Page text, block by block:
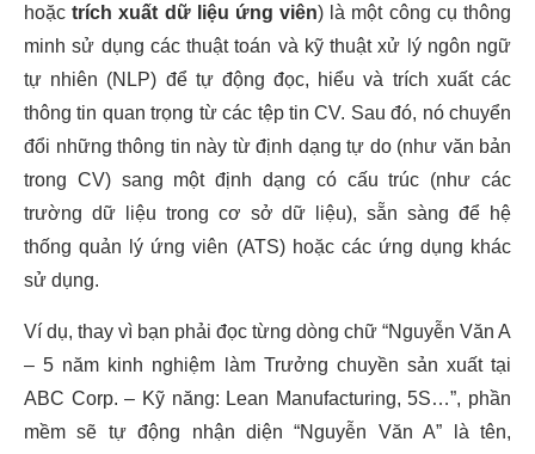
hoặctrích xuất dữ liệu ứng viên) là một công cụ thông
minh sử dụng các thuật toán và kỹ thuật xử lý ngôn ngữ
tự nhiên (NLP) để tự động đọc, hiểu và trích xuất các
thông tin quan trọng từ các tệp tin CV. Sau đó, nó chuyển
đổi những thông tin này từ định dạng tự do (như văn bản
trong CV) sang một định dạng có cấu trúc (như các
trường dữ liệu trong cơ sở dữ liệu), sẵn sàng để hệ
thống quản lý ứng viên (ATS) hoặc các ứng dụng khác
sử dụng.
Ví dụ, thay vì bạn phải đọc từng dòng chữ “Nguyễn Văn A
– 5 năm kinh nghiệm làm Trưởng chuyền sản xuất tại
ABC Corp. – Kỹ năng: Lean Manufacturing, 5S…”, phần
mềm sẽ tự động nhận diện “Nguyễn Văn A” là tên,